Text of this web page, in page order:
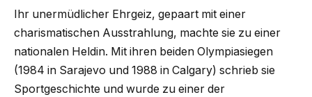
Ihr unermüdlicher Ehrgeiz, gepaart mit einer
charismatischen Ausstrahlung, machte sie zu einer
nationalen Heldin. Mit ihren beiden Olympiasiegen
(1984 in Sarajevo und 1988 in Calgary) schrieb sie
Sportgeschichte und wurde zu einer der